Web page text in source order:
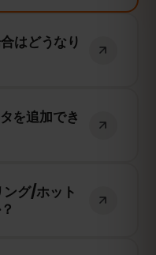
はどうなり
のダッシュボ
入して、引
を追加でき
ます。アカ
データ量を
ング/ホット